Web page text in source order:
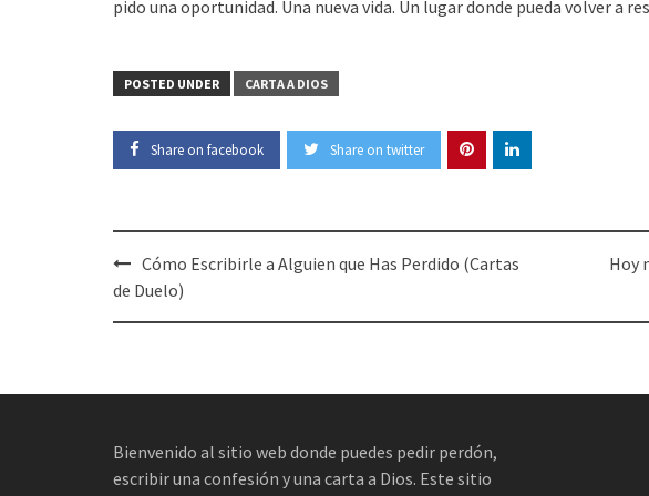
pido una oportunidad. Una nueva vida. Un lugar donde pueda volver a
POSTED UNDER CARTA A DIOS
Share on facebook Share on twitter
Post
navigation
Cómo Escribirle a Alguien que Has Perdido (Cartas
de Duelo)
Hoy
Bienvenido al sitio web donde puedes pedir perdón,
escribir una confesión y una carta a Dios. Este sitio